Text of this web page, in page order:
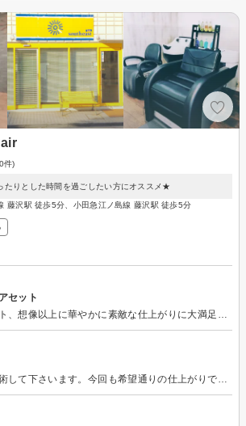
件)
たりとした時間を過ごしたい方にオススメ★
藤沢駅 徒歩5分、小田急江ノ島線 藤沢駅 徒歩5分
セット